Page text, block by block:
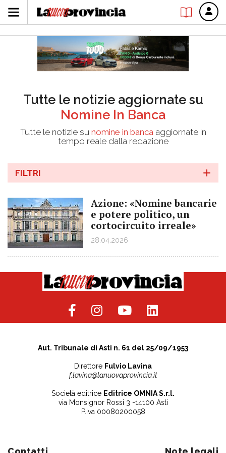
Tutte le notizie aggiornate su
Nomine In Banca
Tutte le notizie su nomine in bancaaggiornate in
tempo reale dalla redazione
FILTRI
Azione: «Nomine bancarie
e potere politico, un
cortocircuito irreale»
28.04.2026
Aut. Tribunale di Asti n. 61 del 25/09/1953
Direttore Fulvio Lavina
f.lavina@lanuovaprovincia.it
Società editrice Editrice OMNIA S.r.l.
via Monsignor Rossi 3 -14100 Asti
P.Iva 00080200058